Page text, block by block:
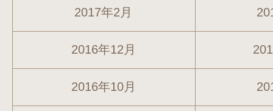
2017年2月
2016年12月
2016年10月